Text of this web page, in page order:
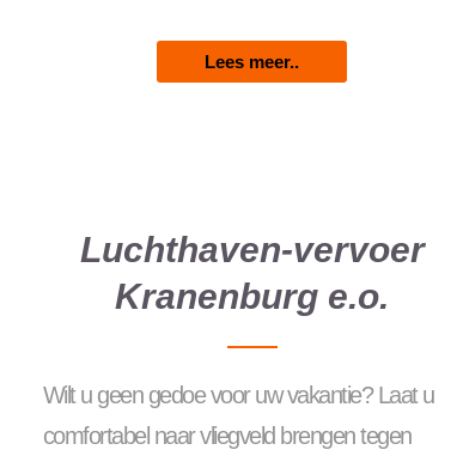
Lees meer..
Luchthaven-vervoer
Kranenburg e.o.
Wilt u geen gedoe voor uw vakantie? Laat u
comfortabel naar vliegveld brengen tegen